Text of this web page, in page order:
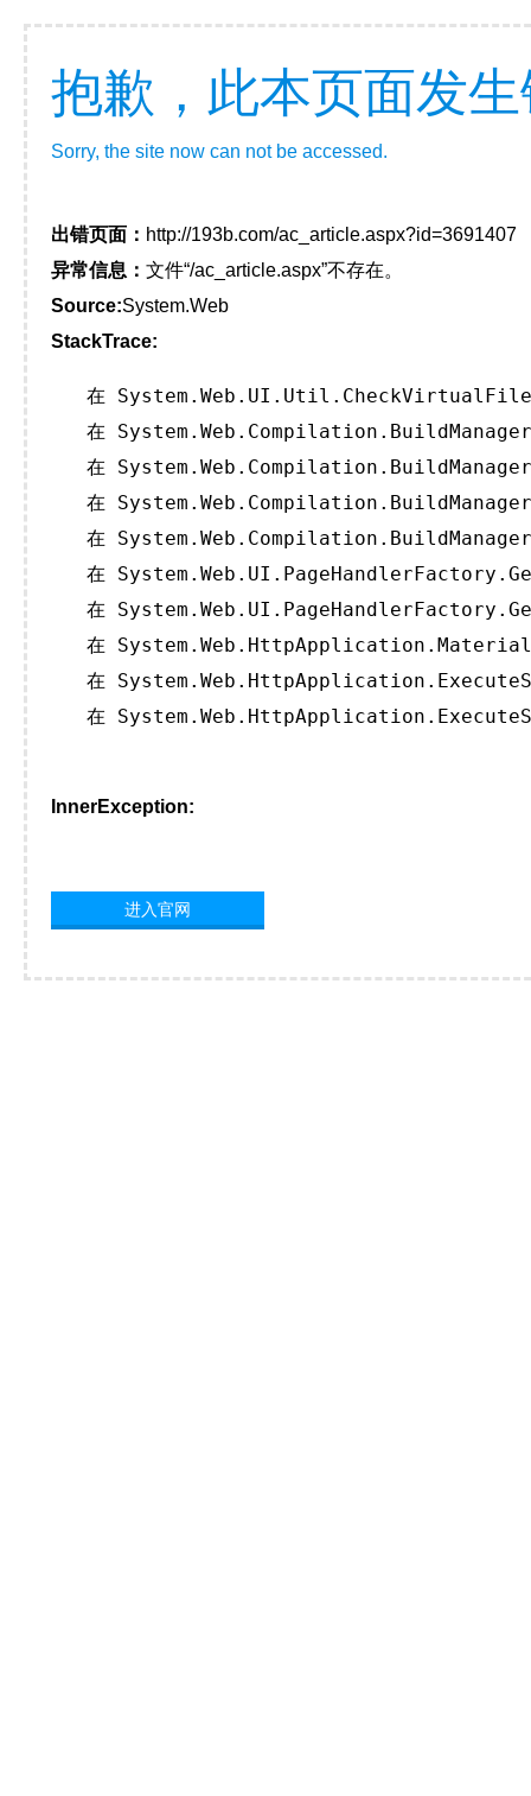
抱歉，此本页面发
Sorry, the site now can not be accessed.
出错页面： http://193b.com/ac_article.aspx?id=3691407
异常信息： 文件“/ac_article.aspx”不存在。
Source:System.Web
StackTrace:
在
在
在
在
在
在
在
在
在
在
InnerException:
进入官网